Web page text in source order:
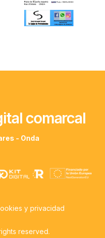
comarcal
- Onda
y privacidad
reserved.